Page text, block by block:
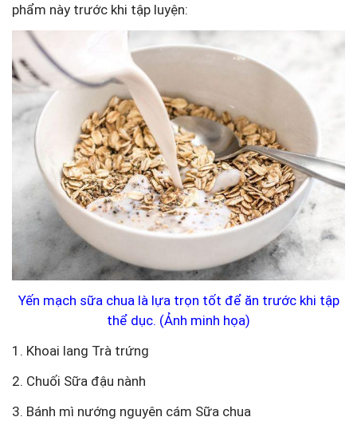
phẩm này trước khi tập luyện:
Yến mạch sữa chua là lựa trọn tốt để ăn trước khi tập
thể dục. (Ảnh minh họa)
1. Khoai lang Trà trứng
2. Chuối Sữa đậu nành
3. Bánh mì nướng nguyên cám Sữa chua